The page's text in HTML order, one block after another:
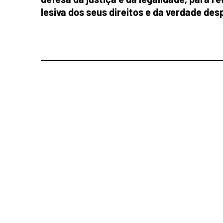
lesiva dos seus direitos e da verdade